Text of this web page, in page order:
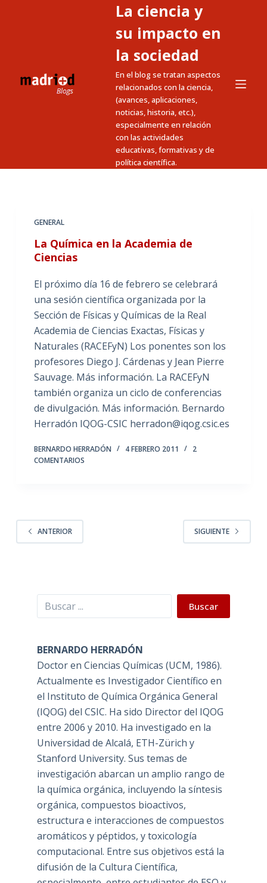
n
La ciencia y
su impacto en
la sociedad
En el blog se tratan aspectos
relacionados con la ciencia,
(avances, aplicaciones,
noticias, historia, etc.),
especialmente en relación
con las actividades
educativas, formativas y de
política científica.
GENERAL
La Química en la Academia de
Ciencias
El próximo día 16 de febrero se celebrará
una sesión científica organizada por la
Sección de Físicas y Químicas de la Real
Academia de Ciencias Exactas, Físicas y
Naturales (RACEFyN) Los ponentes son los
profesores Diego J. Cárdenas y Jean Pierre
Sauvage. Más información. La RACEFyN
también organiza un ciclo de conferencias
de divulgación. Más información. Bernardo
Herradón IQOG-CSIC herradon@iqog.csic.es
BERNARDO HERRADÓN 4 FEBRERO 2011
2
COMENTARIOS
ANTERIOR SIGUIENTE
Buscar Buscar
BERNARDO HERRADÓN
Doctor en Ciencias Químicas (UCM, 1986).
Actualmente es Investigador Científico en
el Instituto de Química Orgánica General
(IQOG) del CSIC. Ha sido Director del IQOG
entre 2006 y 2010. Ha investigado en la
Universidad de Alcalá, ETH-Zürich y
Stanford University. Sus temas de
investigación abarcan un amplio rango de
la química orgánica, incluyendo la síntesis
orgánica, compuestos bioactivos,
estructura e interacciones de compuestos
aromáticos y péptidos, y toxicología
computacional. Entre sus objetivos está la
difusión de la Cultura Científica,